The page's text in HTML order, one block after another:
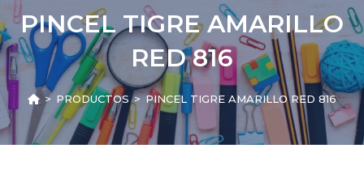
PINCEL TIGRE AMARILLO
RED 816
> PRODUCTOS > PINCEL TIGRE AMARILLO RED 816